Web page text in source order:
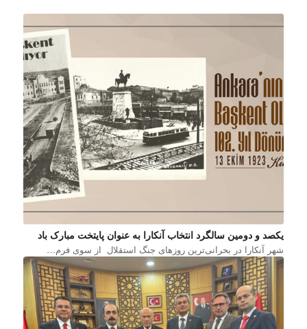
یکصد و دومین سالگرد انتخاب آنکارا به عنوان پایتخت مبارک باد
شهر آنکارا در بحرانی‌ترین روزهای جنگ استقلال از سوی فرم…